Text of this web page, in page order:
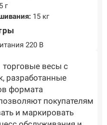
г
15 кг
220 В
весы с
разработанные
формата
покупателям
и маркировать